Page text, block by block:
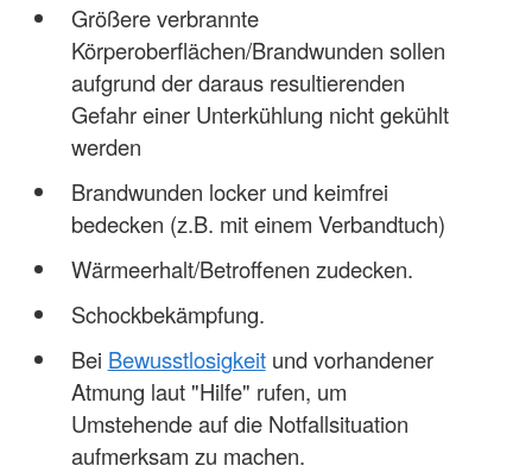
Größere verbrannte
Körperoberflächen/Brandwunden sollen
aufgrund der daraus resultierenden
Gefahr einer Unterkühlung nicht gekühlt
werden
Brandwunden locker und keimfrei
bedecken (z.B. mit einem Verbandtuch)
Wärmeerhalt/Betroffenen zudecken.
Schockbekämpfung.
Bei Bewusstlosigkeitund vorhandener
Atmung laut "Hilfe" rufen, um
Umstehende auf die Notfallsituation
aufmerksam zu machen.